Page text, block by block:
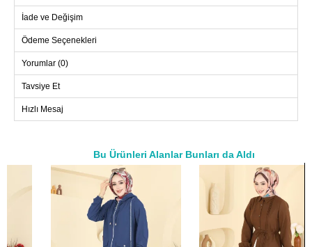
beden örneğidir. Her mevsim şıklığınızı tamamlayacak bu 2'li
set, gardırobunuzun vazgeçilmezi olacak.
TUNİK BEDEN ÖLÇÜLERİ
Beden
40
100
76
42
104
76
112
76
48
76
76
76
İade ve Değişim
Ödeme Seçenekleri
Yorumlar (0)
Tavsiye Et
Hızlı Mesaj
Bu Ürünleri Alanlar Bunları da Aldı
a>